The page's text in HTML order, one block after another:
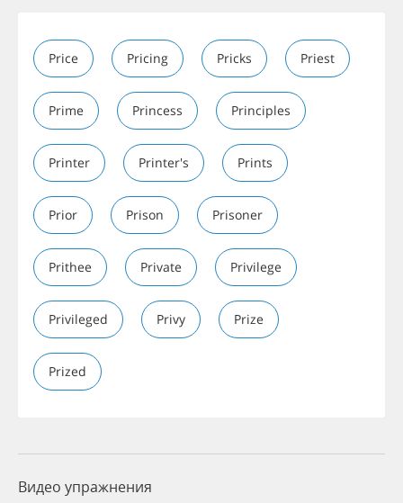
Price Pricing Pricks Priest
Prime Princess Principles
Printer Printer's Prints
Prior Prison Prisoner
Prithee Private Privilege
Privileged Privy Prize
Prized
Видео упражнения